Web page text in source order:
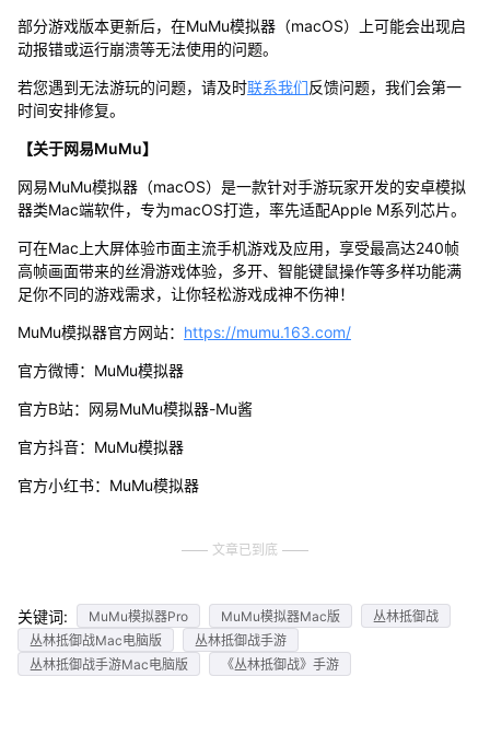
部分游戏版本更新后，在MuMu模拟器（macOS）上可能会出现启
动报错或运行崩溃等无法使用的问题。
若您遇到无法游玩的问题，请及时联系我们反馈问题，我们会第一
时间安排修复。
【关于网易MuMu】
网易MuMu模拟器（macOS）是一款针对手游玩家开发的安卓模拟
器类Mac端软件，专为macOS打造，率先适配Apple M系列芯片。
可在Mac上大屏体验市面主流手机游戏及应用，享受最高达240帧
高帧画面带来的丝滑游戏体验，多开、智能键鼠操作等多样功能满
足你不同的游戏需求，让你轻松游戏成神不伤神！
MuMu模拟器官方网站： https://mumu.163.com/
官方微博：MuMu模拟器
官方B站：网易MuMu模拟器-Mu酱
官方抖音：MuMu模拟器
官方小红书：MuMu模拟器
文章已到底
关键词: MuMu模拟器Pro MuMu模拟器Mac版
丛林抵御战
丛林抵御战Mac电脑版
丛林抵御战手游
丛林抵御战手游Mac电脑版
《丛林抵御战》手游